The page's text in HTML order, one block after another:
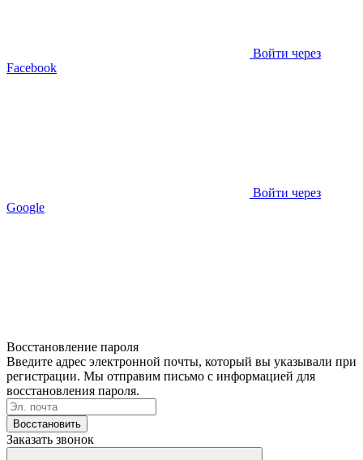
Войти через
Facebook
Войти через
Google
Восстановление пароля
Введите адрес электронной почты, который вы указывали при
регистрации. Мы отправим письмо с информацией для
восстановления пароля.
Восстановить
Заказать звонок